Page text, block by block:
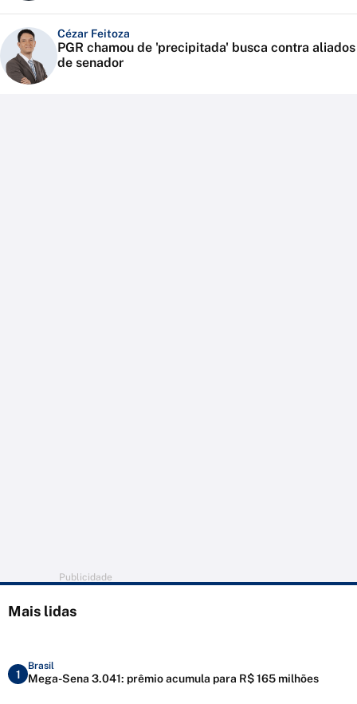
Cézar Feitoza
PGR chamou de 'precipitada' busca contra aliados
de senador
Publicidade
Mais lidas
1
Brasil
Mega-Sena 3.041: prêmio acumula para R$ 165 milhões